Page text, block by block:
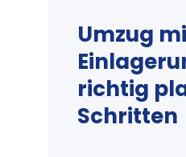
Umzug
richtig
Schritten